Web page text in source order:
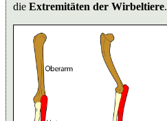
die Extremitäten der Wirbeltiere.